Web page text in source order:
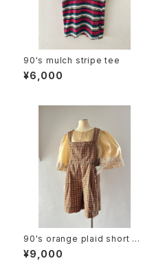
90's mulch stripe tee
¥6,000
90's orange plaid short ov
erall
¥9,000